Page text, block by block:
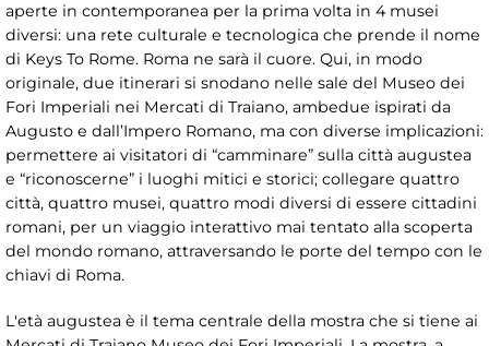
aperte in contemporanea per la prima volta in 4 musei
diversi: una rete culturale e tecnologica che prende il nome
di Keys To Rome. Roma ne sarà il cuore. Qui, in modo
originale, due itinerari si snodano nelle sale del Museo dei
Fori Imperiali nei Mercati di Traiano, ambedue ispirati da
Augusto e dall’Impero Romano, ma con diverse implicazioni:
permettere ai visitatori di “camminare” sulla città augustea
e “riconoscerne” i luoghi mitici e storici; collegare quattro
città, quattro musei, quattro modi diversi di essere cittadini
romani, per un viaggio interattivo mai tentato alla scoperta
del mondo romano, attraversando le porte del tempo con le
chiavi di Roma.
L'età augustea è il tema centrale della mostra che si tiene ai